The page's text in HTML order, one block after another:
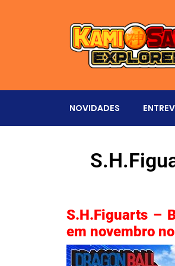
NOVIDADES
S.H.Figuarts –
em novembro